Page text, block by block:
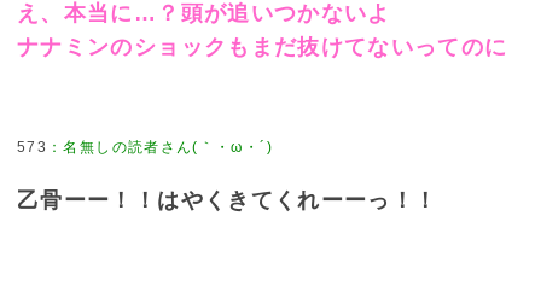
え、本当に…？頭が追いつかないよ
ナナミンのショックもまだ抜けてないってのに
573 ：名無しの読者さん(｀・ω・´)
乙骨ーー！！はやくきてくれーーっ！！